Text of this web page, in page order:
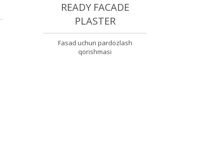
READY FAСADE
PLASTER
Fasad uchun pardozlash
qorishmasi